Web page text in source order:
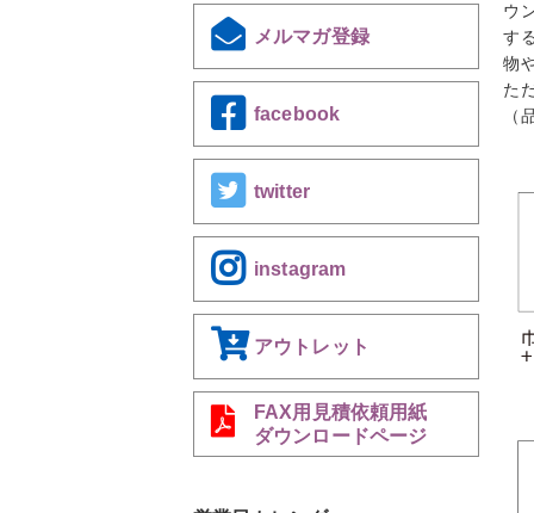
ウ
す
物
た
（
メルマガ登録
facebook
twitter
instagram
アウトレット
FAX用見積依頼用紙
ダウンロードページ